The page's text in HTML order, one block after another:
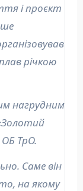
і проєкт
річкою
нагрудним
ОБ ТрО.
Саме він
на якому